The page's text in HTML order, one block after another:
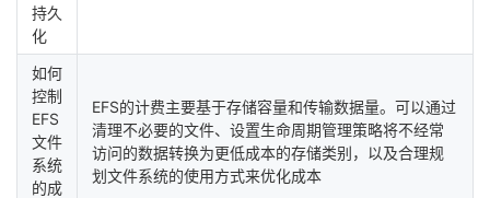
持久
化
如何
控制
EFS
文件
系统
的成
EFS的计费主要基于存储容量和传输数据量。可以通过
清理不必要的文件、设置生命周期管理策略将不经常
访问的数据转换为更低成本的存储类别，以及合理规
划文件系统的使用方式来优化成本